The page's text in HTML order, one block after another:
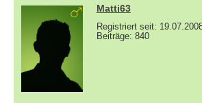
Matti63
Registriert seit:
Beiträge: 840